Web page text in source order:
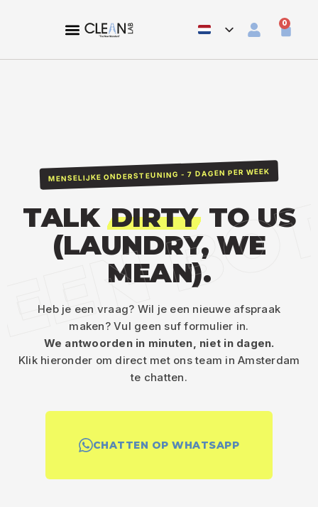
0
MENSELIJKE ONDERSTEUNING - 7 DAGEN PER WEEK
TALK DIRTY TO US
(LAUNDRY, WE
MEAN).
Heb je een vraag? Wil je een nieuwe afspraak
maken? Vul geen suf formulier in.
We antwoorden in minuten, niet in dagen.
Klik hieronder om direct met ons team in Amsterdam
te chatten.
CHATTEN OP WHATSAPP